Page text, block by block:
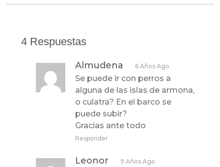
4 Respuestas
Almudena 6 Años Ago
Se puede ir con perros a
alguna de las islas de armona,
o culatra? En el barco se
puede subir?
Gracias ante todo
Responder
Leonor 9 Años Ago